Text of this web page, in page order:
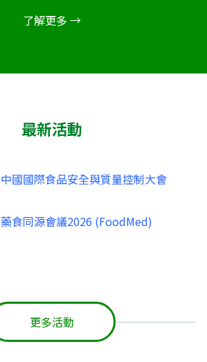
了解更多 →
最新活動
中國國際食品安全與質量控制大會
藥食同源會議2026 (FoodMed)
更多活動